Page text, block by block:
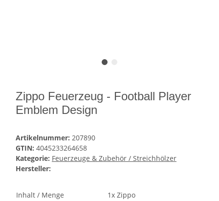
Zippo Feuerzeug - Football Player
Emblem Design
Artikelnummer: 207890
GTIN: 4045233264658
Kategorie: Feuerzeuge & Zubehör / Streichhölzer
Hersteller:
Inhalt / Menge
1x Zippo